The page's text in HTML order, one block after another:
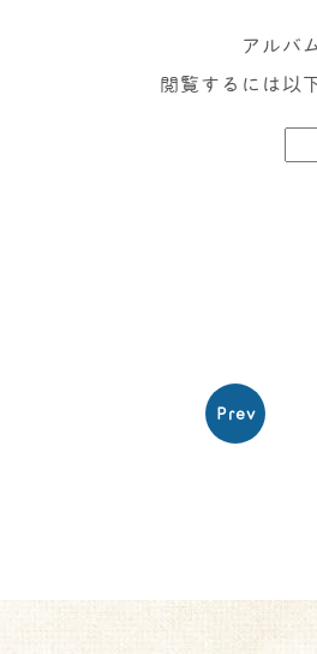
アルバ
閲覧するには以
Prev